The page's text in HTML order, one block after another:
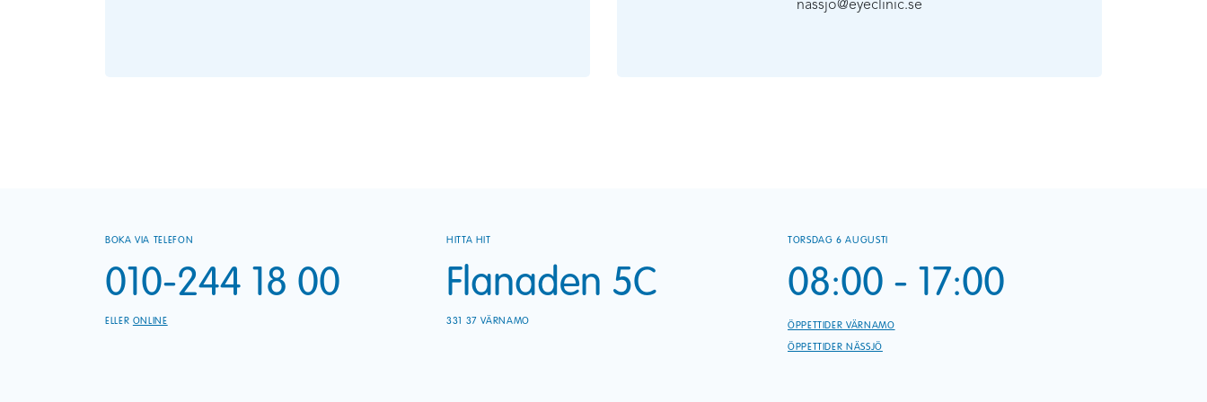
nassjo@eyeclinic.se
BOKA VIA TELEFON
010-244 18 00
ELLER ONLINE
HITTA HIT
Flanaden 5C
331 37 VÄRNAMO
TORSDAG 6 AUGUSTI
08:00 - 17:00
ÖPPETTIDER VÄRNAMO
ÖPPETTIDER NÄSSJÖ